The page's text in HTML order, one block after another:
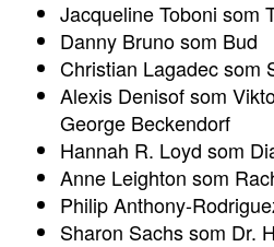
Jacqueline Toboni som
Danny Bruno som Bud
Christian Lagadec som
Alexis Denisof som
George Beckendorf
Hannah R. Loyd som
Anne Leighton som
Philip Anthony-
Sharon Sachs som Dr.